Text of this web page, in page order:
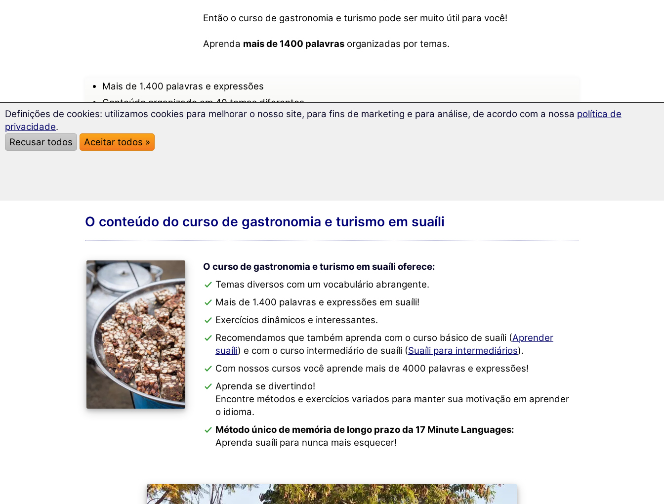
Então o curso de gastronomia e turismo pode ser muito útil para você!
Aprenda mais de 1400 palavras organizadas por temas.
Mais de 1.400 palavras e expressões
Conteúdo organizado em 40 temas diferentes
Diversos métodos de aprendizado e exercícios
Versão atualizada em 2026
Compatível com Windows / Linux / Mac OS
O conteúdo do curso de gastronomia e turismo em suaíli
O curso de gastronomia e turismo em suaíli oferece:
Temas diversos com um vocabulário abrangente.
Mais de 1.400 palavras e expressões em suaíli!
Exercícios dinâmicos e interessantes.
Recomendamos que também aprenda com o curso básico de suaíli (Aprender
suaíli) e com o curso intermediário de suaíli (Suaíli para intermediários).
Com nossos cursos você aprende mais de 4000 palavras e expressões!
Aprenda se divertindo!
Encontre métodos e exercícios variados para manter sua motivação em aprender
o idioma.
Método único de memória de longo prazo da 17 Minute Languages:
Aprenda suaíli para nunca mais esquecer!
Definições de cookies: utilizamos cookies para melhorar o nosso site, para fins de marketing e para análise, de acordo com a nossa política de
privacidade.
Recusar todos
Aceitar todos »